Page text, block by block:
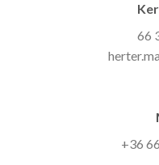
66
+36